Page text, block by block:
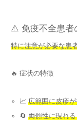
⚠️ 免疫不全患者
特に注意が必要な患
🔥 症状の特徴
📈広範囲に皮疹
🔄両側性に現れ